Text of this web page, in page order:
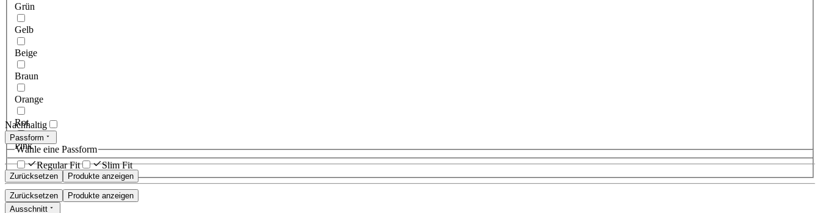
Grün
Gelb
Beige
Braun
Orange
Rot
Pink
Zurücksetzen Produkte anzeigen
Nachhaltig
Passform
Wähle eine Passform
Regular Fit
Slim Fit
Zurücksetzen
Produkte anzeigen
Ausschnitt